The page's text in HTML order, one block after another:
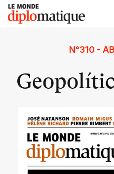
Skip
content
Le monde diplomatique
N°310 -